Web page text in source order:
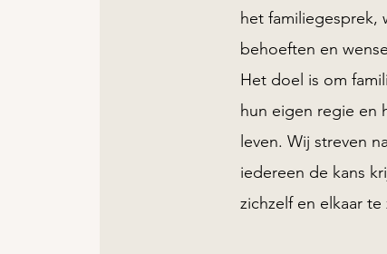
het familiegesprek,
behoeften en
Het doel is om
hun eigen regie en
leven. Wij streven
iedereen de kans
zichzelf en elkaar te